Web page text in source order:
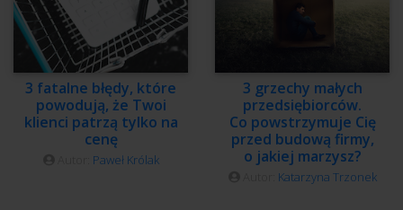
3 fatalne błędy, które
powodują, że Twoi
klienci patrzą tylko na
cenę
Paweł Królak
3 grzechy małych
przedsiębiorców.
Co powstrzymuje Cię
przed budową firmy,
o jakiej marzysz?
Katarzyna Trzonek